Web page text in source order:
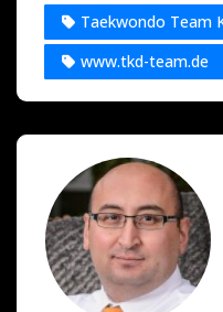
Taekwondo Team
www.tkd-team.de